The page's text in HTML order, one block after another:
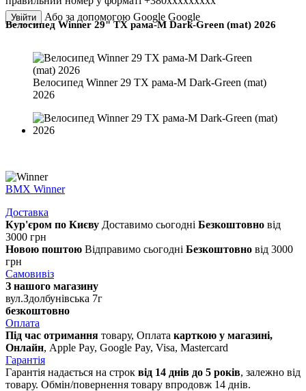
Увійти Або за допомогою Google Google
Велосипед Winner 29" TX рама-M Dark-Green (mat) 2026
Велосипед Winner 29 TX рама-M Dark-Green (mat)
2026
BMX Winner
Доставка
Кур'єром по Києву Доставимо сьогодні Безкоштовно від
3000 грн
Новою поштою Відправимо сьогодні Безкоштовно від 3000
грн
Самовивіз
З нашого магазину
вул.Здолбунівська 7г
безкоштовно
Оплата
Під час отримання товару, Оплата карткою у магазині,
Онлайн, Apple Pay, Google Pay, Visa, Mastercard
Гарантія
Гарантія надається на строк від 14 днів до 5 років, залежно від
товару. Обмін/повернення товару впродовж 14 днів.